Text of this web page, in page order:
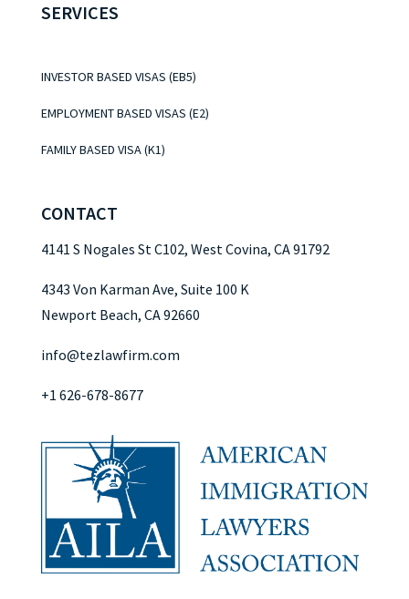
SERVICES
INVESTOR BASED VISAS (EB5)
EMPLOYMENT BASED VISAS (E2)
FAMILY BASED VISA (K1)
CONTACT
4141 S Nogales St C102, West Covina, CA 91792
4343 Von Karman Ave, Suite 100 K
Newport Beach, CA 92660
info@tezlawfirm.com
+1 626-678-8677